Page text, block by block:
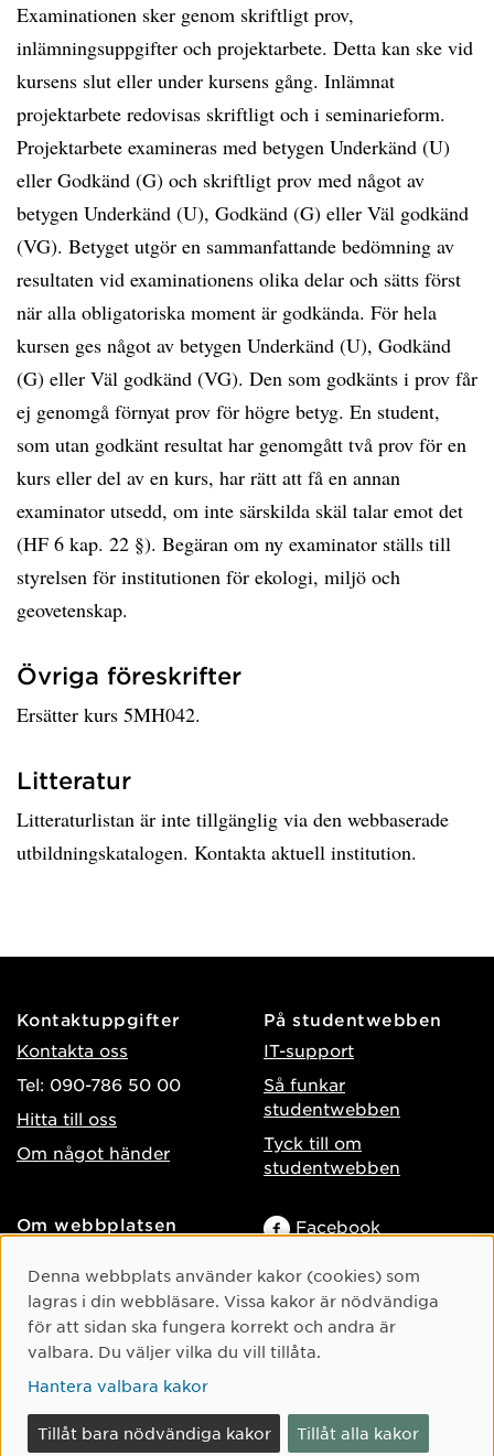
Examinationen sker genom skriftligt prov,
inlämningsuppgifter och projektarbete. Detta kan ske vid
kursens slut eller under kursens gång. Inlämnat
projektarbete redovisas skriftligt och i seminarieform.
Projektarbete examineras med betygen Underkänd (U)
eller Godkänd (G) och skriftligt prov med något av
betygen Underkänd (U), Godkänd (G) eller Väl godkänd
(VG). Betyget utgör en sammanfattande bedömning av
resultaten vid examinationens olika delar och sätts först
när alla obligatoriska moment är godkända. För hela
kursen ges något av betygen Underkänd (U), Godkänd
(G) eller Väl godkänd (VG). Den som godkänts i prov får
ej genomgå förnyat prov för högre betyg. En student,
som utan godkänt resultat har genomgått två prov för en
kurs eller del av en kurs, har rätt att få en annan
examinator utsedd, om inte särskilda skäl talar emot det
(HF 6 kap. 22 §). Begäran om ny examinator ställs till
styrelsen för institutionen för ekologi, miljö och
geovetenskap.
Övriga föreskrifter
Ersätter kurs 5MH042.
Litteratur
Litteraturlistan är inte tillgänglig via den webbaserade
utbildningskatalogen. Kontakta aktuell institution.
Kontaktuppgifter
Kontakta oss
Tel: 090-786 50 00
Hitta till oss
Om något händer
På studentwebben
IT-support
Så funkar
studentwebben
Tyck till om
studentwebben
Om webbplatsen
Behandling av
personuppgifter
Hantera kakor
Facebook
TikTok
Youtube
Cookie-samtycke
Denna webbplats använder kakor (cookies) som
lagras i din webbläsare. Vissa kakor är nödvändiga
för att sidan ska fungera korrekt och andra är
valbara. Du väljer vilka du vill tillåta.
Hantera valbara kakor
Tillåt bara nödvändiga kakor Tillåt alla kakor